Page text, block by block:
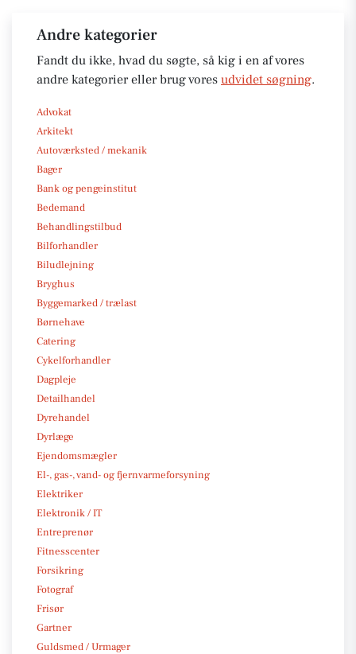
Andre kategorier
Fandt du ikke, hvad du søgte, så kig i en af vores
andre kategorier eller brug vores udvidet søgning.
Advokat
Arkitekt
Autoværksted / mekanik
Bager
Bank og pengeinstitut
Bedemand
Behandlingstilbud
Bilforhandler
Biludlejning
Bryghus
Byggemarked / trælast
Børnehave
Catering
Cykelforhandler
Dagpleje
Detailhandel
Dyrehandel
Dyrlæge
Ejendomsmægler
El-, gas-, vand- og fjernvarmeforsyning
Elektriker
Elektronik / IT
Entreprenør
Fitnesscenter
Forsikring
Fotograf
Frisør
Gartner
Guldsmed / Urmager